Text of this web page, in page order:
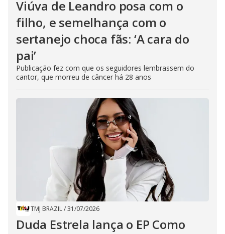
Viúva de Leandro posa com o
filho, e semelhança com o
sertanejo choca fãs: ‘A cara do
pai’
Publicação fez com que os seguidores lembrassem do
cantor, que morreu de câncer há 28 anos
TMJ BRAZIL/31/07/2026
Duda Estrela lança o EP Como